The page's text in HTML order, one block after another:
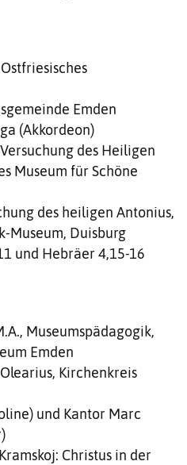
Emden
(Akkordeon)
des Heiligen
Museum für Schöne
des heiligen Antonius,
Museum, Duisburg
und Hebräer 4,15-16
Museumspädagogik,
Emden
Kirchenkreis
und Kantor Marc
Christus in der